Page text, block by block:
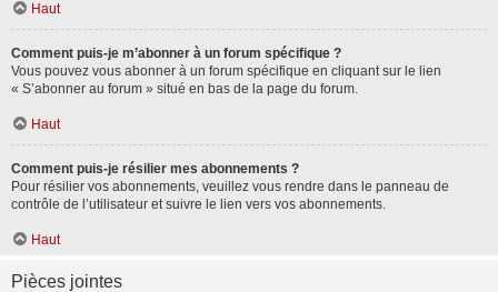
Haut
Comment puis-je m’abonner à un forum spécifique ?
Vous pouvez vous abonner à un forum spécifique en cliquant sur le lien
« S’abonner au forum » situé en bas de la page du forum.
Haut
Comment puis-je résilier mes abonnements ?
Pour résilier vos abonnements, veuillez vous rendre dans le panneau de
contrôle de l’utilisateur et suivre le lien vers vos abonnements.
Haut
Pièces jointes